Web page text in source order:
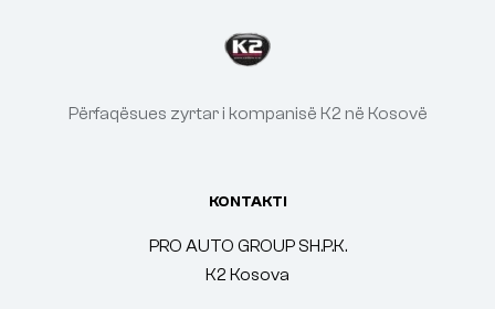
KONTAKTI
PRO AUTO GROUP SH.P.K.
K2 Kosova
Përfaqësues zyrtar i kompanisë K2 në Kosovë